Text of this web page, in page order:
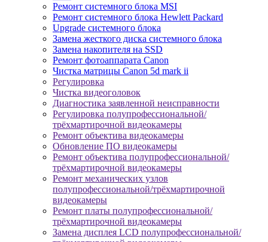
Ремонт системного блока MSI
Ремонт системного блока Hewlett Packard
Upgrade системного блока
Замена жесткого диска системного блока
Замена накопителя на SSD
Ремонт фотоаппарата Canon
Чистка матрицы Canon 5d mark ii
Регулировка
Чистка видеоголовок
Диагностика заявленной неисправности
Регулировка полупрофессиональной/
трёхмартирочной видеокамеры
Ремонт объектива видеокамеры
Обновление ПО видеокамеры
Ремонт объектива полупрофессиональной/
трёхмартирочной видеокамеры
Ремонт механических узлов
полупрофессиональной/трёхмартирочной
видеокамеры
Ремонт платы полупрофессиональной/
трёхмартирочной видеокамеры
Замена дисплея LCD полупрофессиональной/